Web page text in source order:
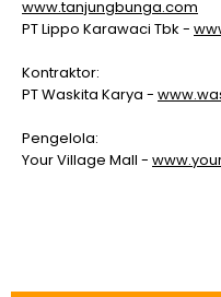
www.tanjungbunga.com
PT Lippo Karawaci Tbk -
Kontraktor:
PT Waskita Karya -
Pengelola:
Your Village Mall -